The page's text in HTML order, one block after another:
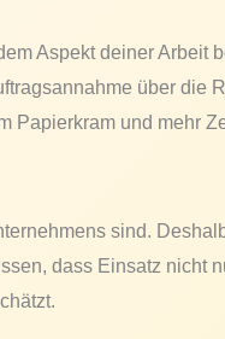
Aspekt deiner
über
Papierkram und mehr
sind.
dass Einsatz nicht